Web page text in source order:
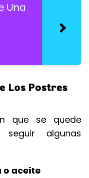
Una
Los Postres
que se quede
algunas
o aceite